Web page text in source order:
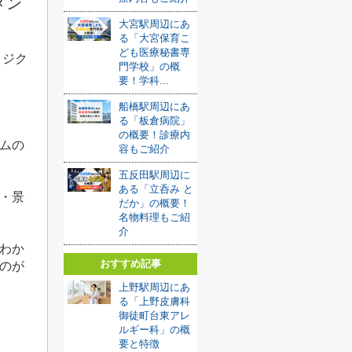
ク
の
景
か
が
大宮駅周辺にあ
る「大宮保育こ
ども医療秘書専
門学校」の概
要！学科...
船橋駅周辺にあ
る「板倉病院」
の概要！診療内
容もご紹介
五反田駅周辺に
ある「立呑み と
だか」の概要！
名物料理もご紹
介
おすすめ記事
上野駅周辺にあ
る「上野皮膚科
御徒町台東アレ
ルギー科」の概
要と特徴